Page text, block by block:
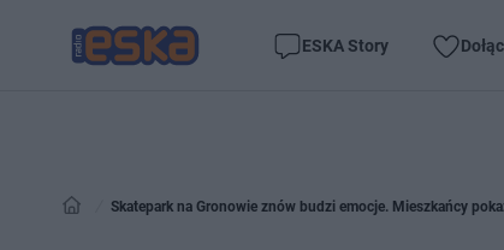
ESKA Story
Skatepark na Gronowie znów budzi emocje. Mieszkańcy